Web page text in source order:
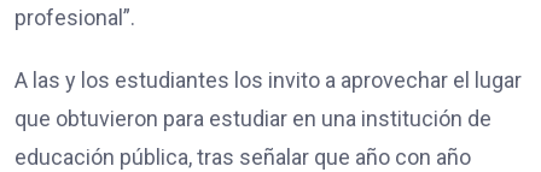
profesional”.
A las y los estudiantes los invito a aprovechar el lugar
que obtuvieron para estudiar en una institución de
educación pública, tras señalar que año con año